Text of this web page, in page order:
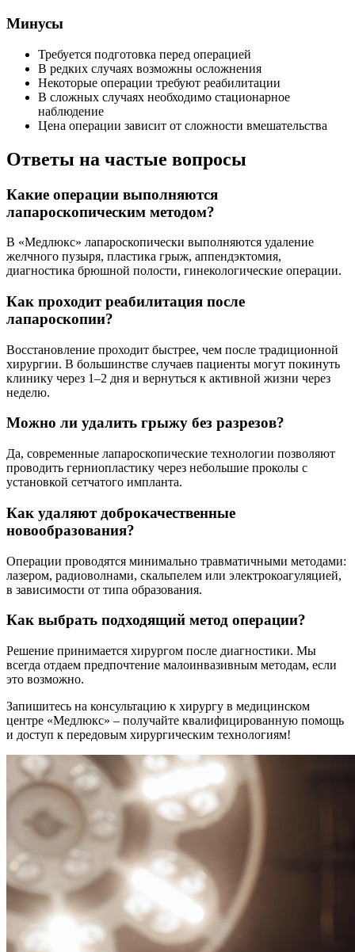
Минусы
Требуется подготовка перед операцией
В редких случаях возможны осложнения
Некоторые операции требуют реабилитации
В сложных случаях необходимо стационарное
наблюдение
Цена операции зависит от сложности вмешательства
Ответы на частые вопросы
Какие операции выполняются
лапароскопическим методом?
В «Медлюкс» лапароскопически выполняются удаление
желчного пузыря, пластика грыж, аппендэктомия,
диагностика брюшной полости, гинекологические операции.
Как проходит реабилитация после
лапароскопии?
Восстановление проходит быстрее, чем после традиционной
хирургии. В большинстве случаев пациенты могут покинуть
клинику через 1–2 дня и вернуться к активной жизни через
неделю.
Можно ли удалить грыжу без разрезов?
Да, современные лапароскопические технологии позволяют
проводить герниопластику через небольшие проколы с
установкой сетчатого импланта.
Как удаляют доброкачественные
новообразования?
Операции проводятся минимально травматичными методами:
лазером, радиоволнами, скальпелем или электрокоагуляцией,
в зависимости от типа образования.
Как выбрать подходящий метод операции?
Решение принимается хирургом после диагностики. Мы
всегда отдаем предпочтение малоинвазивным методам, если
это возможно.
Запишитесь на консультацию к хирургу в медицинском
центре «Медлюкс» – получайте квалифицированную помощь
и доступ к передовым хирургическим технологиям!